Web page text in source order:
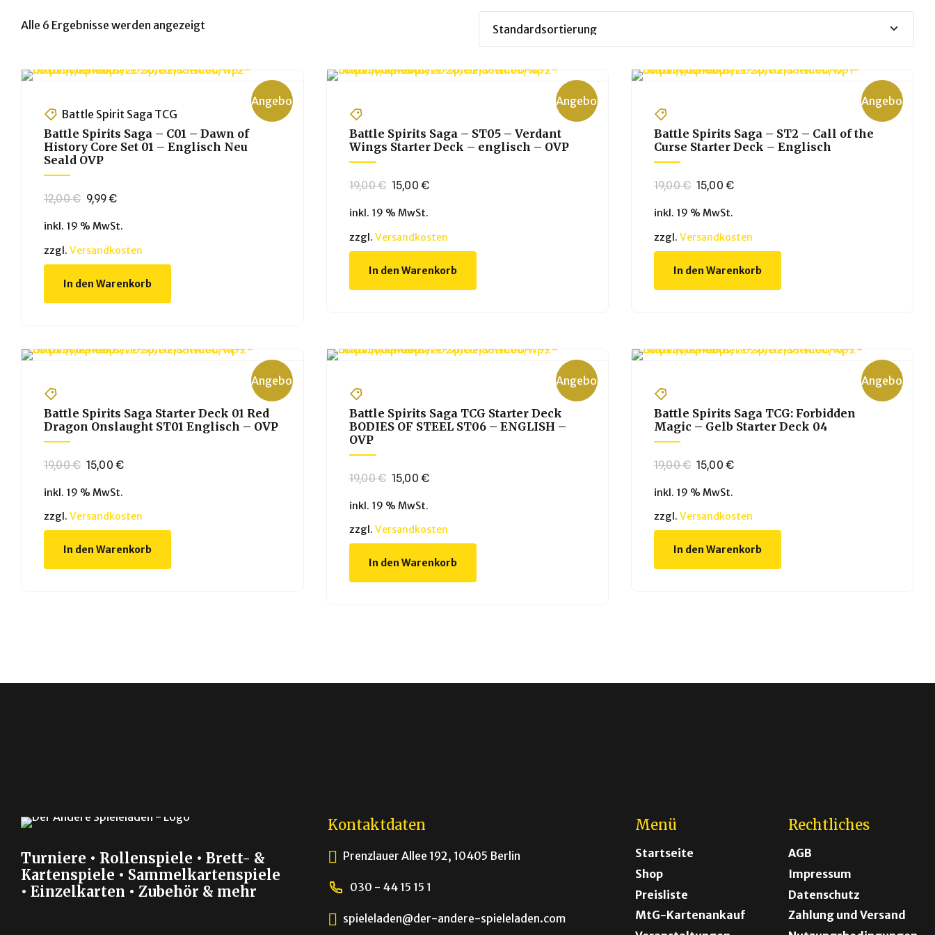
Alle 6 Ergebnisse werden angezeigt
Angebot!
Battle Spirit Saga TCG
Battle Spirits Saga – C01 – Dawn of
History Core Set 01 – Englisch Neu
Seald OVP
12,00€ Ursprünglicher
war:
12,00 €
9,99€Aktueller
ist:
9,99 €.
inkl. 19 % MwSt.
zzgl. Versandkosten
In den Warenkorb
Angebot!
Battle Spirits Saga – ST05 – Verdant
Wings Starter Deck – englisch – OVP
19,00€ Ursprünglicher
war:
19,00 €
15,00 €Aktueller
15,00 €.
inkl. 19 % MwSt.
zzgl. Versandkosten
In den Warenkorb
Angebot!
Battle Spirits Saga – ST2 – Call of the
Curse Starter Deck – Englisch
19,00€ Ursprünglicher
war:
19,00 €
15,00€Aktueller
15,00 €.
inkl. 19 % MwSt.
zzgl.Versandkosten
In den Warenkorb
Angebot!
Battle Spirits Saga Starter Deck 01 Red
Dragon Onslaught ST01 Englisch – OVP
19,00€ Ursprünglicher
war:
19,00 €
15,00 €Aktueller
15,00 €.
inkl. 19 % MwSt.
zzgl. Versandkosten
In den Warenkorb
Angebot!
Battle Spirits Saga TCG Starter Deck
BODIES OF STEEL ST06 – ENGLISH –
OVP
19,00€ Ursprünglicher
war:
19,00 €
15,00 €Aktueller
15,00 €.
inkl. 19 % MwSt.
zzgl. Versandkosten
In den Warenkorb
Angebot!
Battle Spirits Saga TCG: Forbidden
Magic – Gelb Starter Deck 04
19,00€ Ursprünglicher
war:
19,00 €
15,00€Aktueller
15,00 €.
inkl. 19 % MwSt.
zzgl.Versandkosten
In den Warenkorb
Turniere • Rollenspiele • Brett- &
Kartenspiele • Sammelkartenspiele
• Einzelkarten • Zubehör & mehr
Kontaktdaten
Prenzlauer Allee 192, 10405 Berlin
030 - 44 15 15 1
spieleladen@der-andere-spieleladen.com
Menü
Startseite
Shop
Preisliste
MtG-Kartenankauf
Rechtliches
AGB
Impressum
Datenschutz
Zahlung und Versand